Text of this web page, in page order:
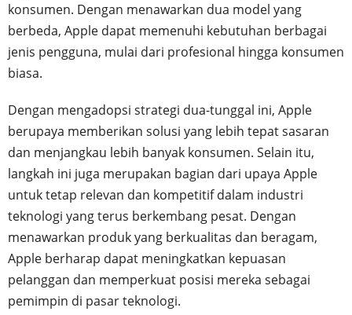
konsumen. Dengan menawarkan dua model yang
berbeda, Apple dapat memenuhi kebutuhan berbagai
jenis pengguna, mulai dari profesional hingga konsumen
biasa.
Dengan mengadopsi strategi dua-tunggal ini, Apple
berupaya memberikan solusi yang lebih tepat sasaran
dan menjangkau lebih banyak konsumen. Selain itu,
langkah ini juga merupakan bagian dari upaya Apple
untuk tetap relevan dan kompetitif dalam industri
teknologi yang terus berkembang pesat. Dengan
menawarkan produk yang berkualitas dan beragam,
Apple berharap dapat meningkatkan kepuasan
pelanggan dan memperkuat posisi mereka sebagai
pemimpin di pasar teknologi.